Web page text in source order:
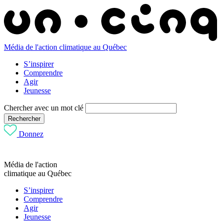
Média de l'action climatique au Québec
S’inspirer
Comprendre
Agir
Jeunesse
Chercher avec un mot clé
Rechercher
Donnez
Média de l'action
climatique au Québec
S’inspirer
Comprendre
Agir
Jeunesse